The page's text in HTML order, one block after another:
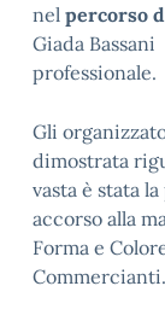
nel percorso
Giada
professionale.
Gli
dimostrata
vasta è stata
accorso alla
Forma e
Commercianti.